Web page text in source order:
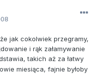
jak cokolwiek przegramy,
i rąk załamywanie
takich aż za łatwy
miesiąca, fajnie byłoby